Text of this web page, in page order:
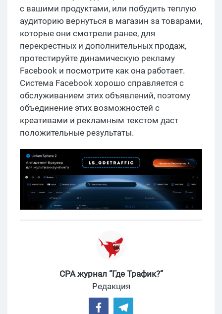
с вашими продуктами, или побудить теплую
аудиторию вернуться в магазин за товарами,
которые они смотрели ранее, для
перекрестных и дополнительных продаж,
протестируйте динамическую рекламу
Facebook и посмотрите как она работает.
Система Facebook хорошо справляется с
обслуживанием этих объявлений, поэтому
объединение этих возможностей с
креативами и рекламным текстом даст
положительные результаты.
CPA журнал “Где Трафик?”
Редакция